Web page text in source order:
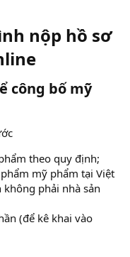
nộp hồ sơ
công bố mỹ
theo quy định;
mỹ phẩm tại Việt
phải nhà sản
(để kê khai vào